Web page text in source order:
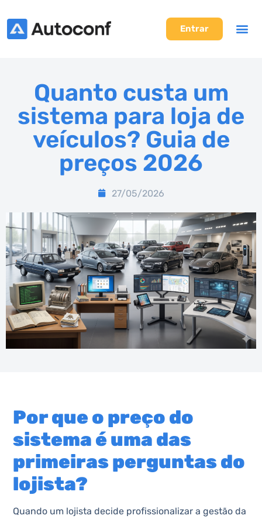
Entrar
Quanto custa um
sistema para loja de
veículos? Guia de
preços 2026
27/05/2026
Por que o preço do
sistema é uma das
primeiras perguntas do
lojista?
Quando um lojista decide profissionalizar a gestão da